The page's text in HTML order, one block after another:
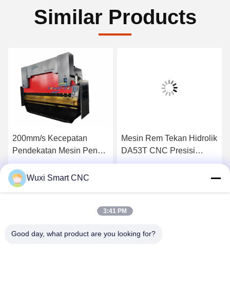
Similar Products
200mm/s Kecepatan
Pendekatan Mesin Pencet
CNC untuk Press Brake
Tooling
Dapatkan Harga Terbaik
Mesin Rem Tekan Hidrolik
DA53T CNC Presisi
Tinggi
Dapatkan Harga Terbaik
Wuxi Smart CNC
3:41 PM
Good day, what product are you looking for?